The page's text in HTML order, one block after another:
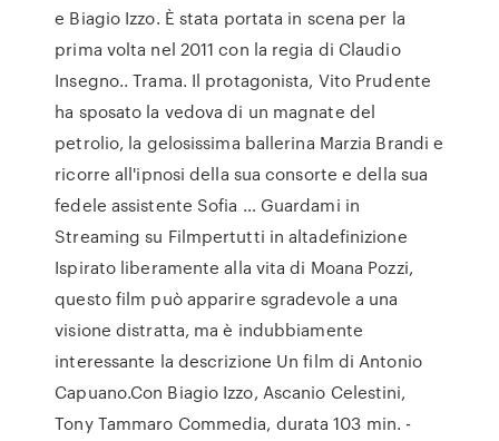
e Biagio Izzo. È stata portata in scena per la
prima volta nel 2011 con la regia di Claudio
Insegno.. Trama. Il protagonista, Vito Prudente
ha sposato la vedova di un magnate del
petrolio, la gelosissima ballerina Marzia Brandi e
ricorre all'ipnosi della sua consorte e della sua
fedele assistente Sofia … Guardami in
Streaming su Filmpertutti in altadefinizione
Ispirato liberamente alla vita di Moana Pozzi,
questo film può apparire sgradevole a una
visione distratta, ma è indubbiamente
interessante la descrizione Un film di Antonio
Capuano.Con Biagio Izzo, Ascanio Celestini,
Tony Tammaro Commedia, durata 103 min. -